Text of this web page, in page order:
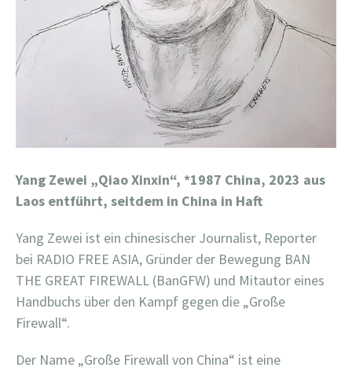
Yang Zewei „Qiao Xinxin“, *1987 China, 2023 aus
Laos entführt, seitdem in China in Haft
Yang Zewei ist ein chinesischer Journalist, Reporter
bei RADIO FREE ASIA, Gründer der Bewegung BAN
THE GREAT FIREWALL (BanGFW) und Mitautor eines
Handbuchs über den Kampf gegen die „Große
Firewall“.
Der Name „Große Firewall von China“ ist eine